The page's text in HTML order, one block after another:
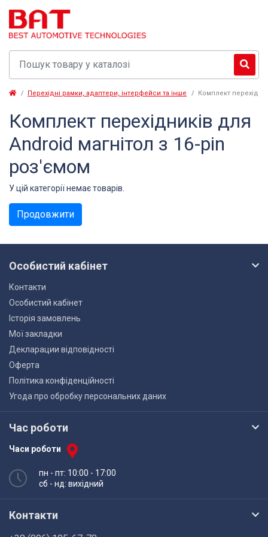
Перехідні рамки, адаптери, інтерфейси та інше Комплект
Комплект перехідників для
Android магнітол з 16-pin
роз'ємом
У цій категорії немає товарів.
Продовжити
Особистий кабінет
Контакти
Особистий кабінет
Історія замовлень
Мої закладки
Декларации відповідності
Оферта
Політика конфіденційності
Угода про обробку персональних даних
Час роботи
Часи роботи
пн - пт: 10:00 - 17:00
сб - нд: вихідний
Контакти